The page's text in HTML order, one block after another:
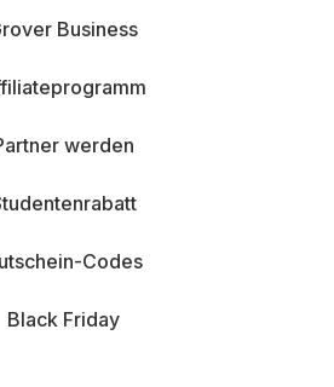
Business
werden
Codes
Black Friday